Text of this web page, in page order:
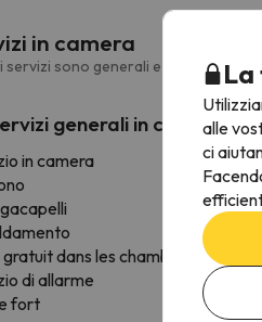
in camera
servizi sono generali e possono
generali in camera
in camera
dans les chambres
di allarme
fort
La
alle
ci